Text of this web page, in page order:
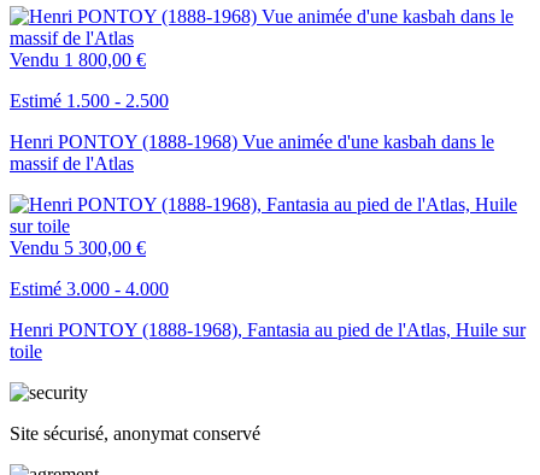
Vendu 1 800,00 €
Estimé 1.500 - 2.500
Henri PONTOY (1888-1968) Vue animée d'une kasbah dans le
massif de l'Atlas
Vendu 5 300,00 €
Estimé 3.000 - 4.000
Henri PONTOY (1888-1968), Fantasia au pied de l'Atlas, Huile sur
toile
Site sécurisé, anonymat conservé